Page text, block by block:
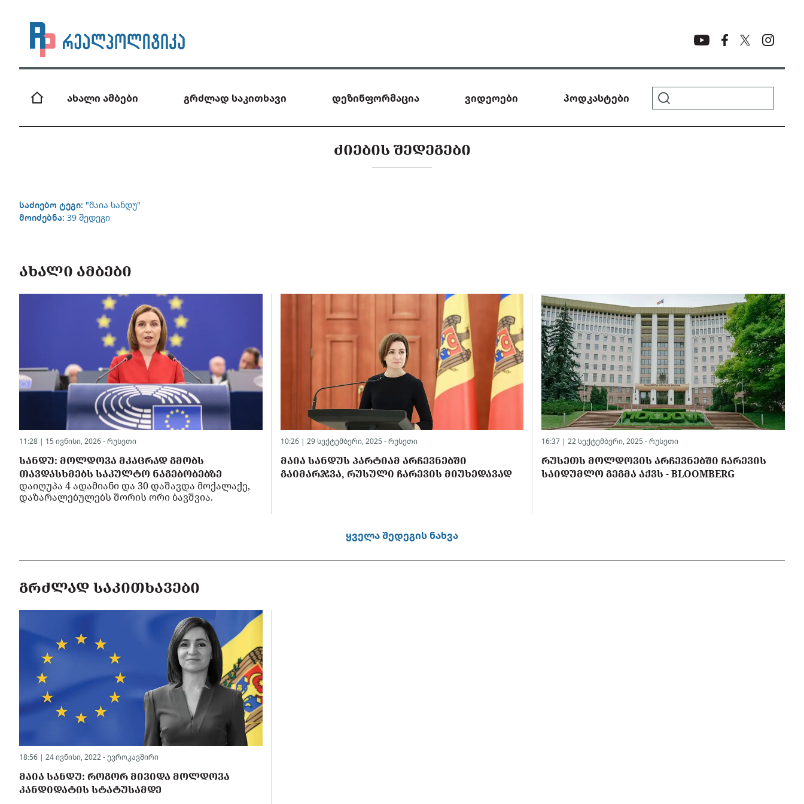
ახალი ამბები გრძლად საკითხავი დეზინფორმაცია ვიდეოები პოდკასტები
ᲫᲘᲔᲑᲘᲡ ᲨᲔᲓᲔᲒᲔᲑᲘ
საძიებო ტეგი: "მაია სანდუ"
მოიძებნა: 39 შედეგი
ᲐᲮᲐᲚᲘ ᲐᲛᲑᲔᲑᲘ
11:28 | 15 ივნისი, 2026 - რუსეთი
ᲡᲐᲜᲓᲣ: ᲛᲝᲚᲓᲝᲕᲐ ᲛᲙᲐᲪᲠᲐᲓ ᲒᲛᲝᲑᲡ
ᲗᲐᲕᲓᲐᲡᲮᲛᲔᲑᲡ ᲡᲐᲙᲣᲚᲢᲝ ᲜᲐᲒᲔᲑᲝᲑᲔᲑᲖᲔ
დაიღუპა 4 ადამიანი და 30 დაშავდა მოქალაქე,
დაზარალებულებს შორის ორი ბავშვია.
10:26 | 29 სექტემბერი, 2025 - რუსეთი
ᲛᲐᲘᲐ ᲡᲐᲜᲓᲣᲡ ᲞᲐᲠᲢᲘᲐᲛ ᲐᲠᲩᲔᲕᲜᲔᲑᲨᲘ
ᲒᲐᲘᲛᲐᲠᲯᲕᲐ, ᲠᲣᲡᲣᲚᲘ ᲩᲐᲠᲔᲕᲘᲡ ᲛᲘᲣᲮᲔᲓᲐᲕᲐᲓ
16:37 | 22 სექტემბერი, 2025 -რუსეთი
ᲠᲣᲡᲔᲗᲡ ᲛᲝᲚᲓᲝᲕᲘᲡ ᲐᲠᲩᲔᲕᲜᲔᲑᲨᲘ ᲩᲐᲠᲔᲕᲘᲡ
ᲡᲐᲘᲓᲣᲛᲚᲝ ᲒᲔᲒᲛᲐ ᲐᲥᲕᲡ - BLOOMBERG
ყველა შედეგის ნახვა
ᲒᲠᲫᲚᲐᲓ ᲡᲐᲙᲘᲗᲮᲐᲕᲔᲑᲘ
18:56 | 24 ივნისი, 2022 - ევროკავშირი
ᲛᲐᲘᲐ ᲡᲐᲜᲓᲣ: ᲠᲝᲒᲝᲠ ᲛᲘᲕᲘᲓᲐ ᲛᲝᲚᲓᲝᲕᲐ
ᲙᲐᲜᲓᲘᲓᲐᲢᲘᲡ ᲡᲢᲐᲢᲣᲡᲐᲛᲓᲔ